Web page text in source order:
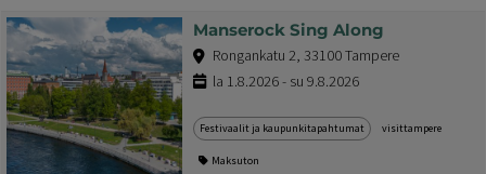
Manserock Sing Along
Rongankatu 2, 33100 Tampere
la 1.8.2026 - su 9.8.2026
Festivaalit ja kaupunkitapahtumat visittampere
Maksuton